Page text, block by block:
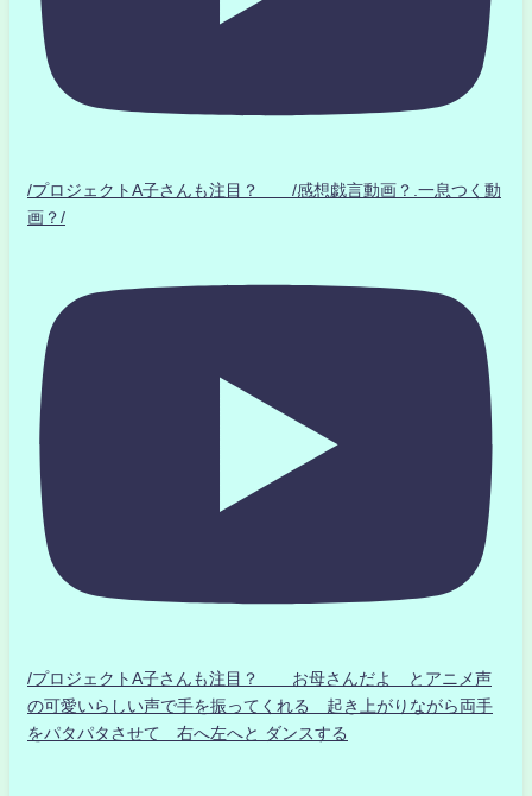
/プロジェクトA子さんも注目？ /感想戯言動画？.一息つく動
画？/
/プロジェクトA子さんも注目？ お母さんだよ とアニメ声
の可愛いらしい声で手を振ってくれる 起き上がりながら両手
をパタパタさせて 右へ左へと ダンスする